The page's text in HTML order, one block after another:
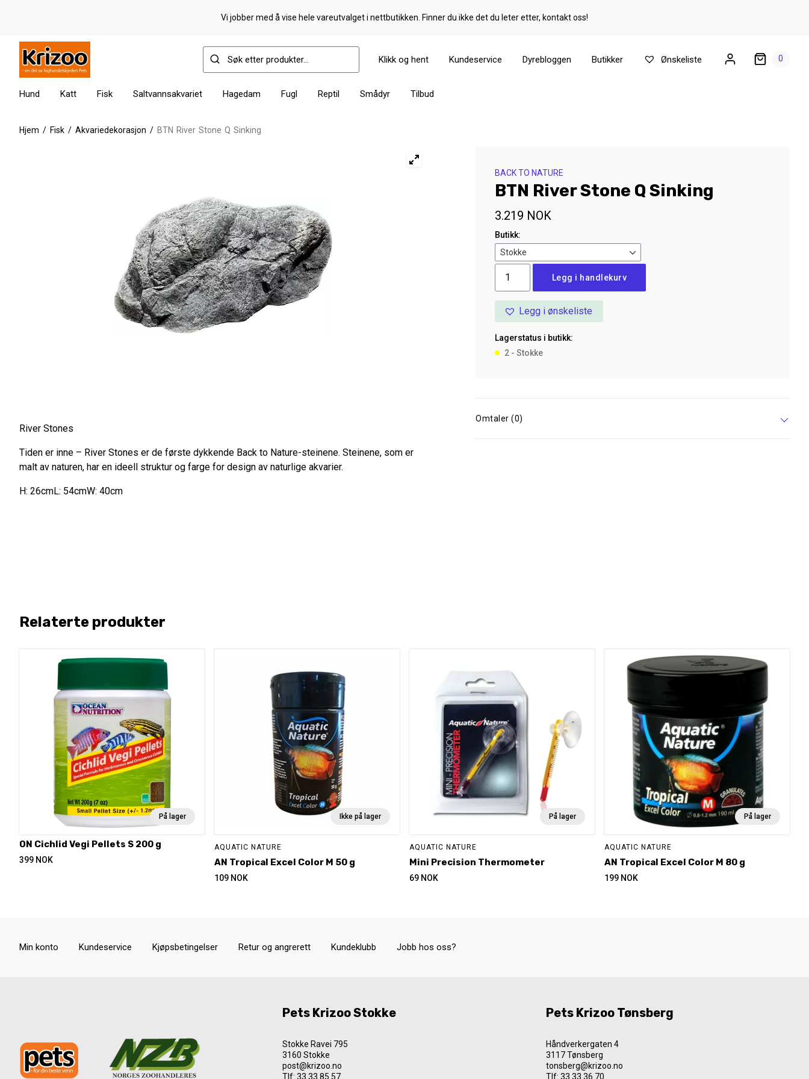
Vi jobber med å vise hele vareutvalget i nettbutikken. Finner du ikke det du leter etter, kontakt oss!
0
Klikk og hent Kundeservice Dyrebloggen Butikker Ønskeliste
Hund Katt Fisk Saltvannsakvariet Hagedam Fugl Reptil Smådyr Tilbud
Hjem / Fisk / Akvariedekorasjon / BTN River Stone Q Sinking
BACK TO NATURE
BTN River Stone Q Sinking
3.219 NOK
Butikk:
River
Stone
antall
Legg i handlekurv
Legg i ønskeliste
Lagerstatus i butikk:
2 - Stokke
Omtaler (0)
River Stones
Tiden er inne – River Stones er de første dykkende Back to Nature-steinene. Steinene, som er
malt av naturen, har en ideell struktur og farge for design av naturlige akvarier.
H: 26cmL: 54cmW: 40cm
Relaterte produkter
På lager
ON Cichlid Vegi Pellets S 200 g
399 NOK
Ikke på lager
AQUATIC NATURE
AN Tropical Excel Color M 50 g
109 NOK
På lager
AQUATIC NATURE
Mini Precision Thermometer
69 NOK
På lager
AQUATIC NATURE
AN Tropical Excel Color M 80 g
199 NOK
Min konto Kundeservice Kjøpsbetingelser Retur og angrerett Kundeklubb Jobb hos oss?
Pets Krizoo Stokke
Stokke Ravei 795
3160 Stokke
post@krizoo.no
Tlf:33 33 85 57
Pets Krizoo Tønsberg
Håndverkergaten 4
3117 Tønsberg
tonsberg@krizoo.no
Tlf: 33 33 36 70